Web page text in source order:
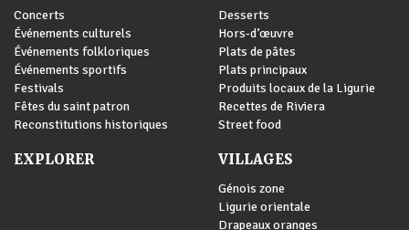
Concerts
Événements culturels
Événements folkloriques
Événements sportifs
Festivals
Fêtes du saint patron
Reconstitutions historiques
Desserts
Hors-d’œuvre
Plats de pâtes
Plats principaux
Produits locaux de la Ligurie
Recettes de Riviera
Street food
EXPLORER VILLAGES
Génois zone
Ligurie orientale
Drapeaux oranges